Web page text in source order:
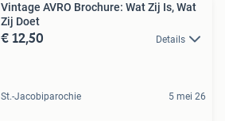
Vintage AVRO Brochure: Wat Zij Is, Wat
Zij Doet
€ 12,50 Details
St.-Jacobiparochie 5 mei 26